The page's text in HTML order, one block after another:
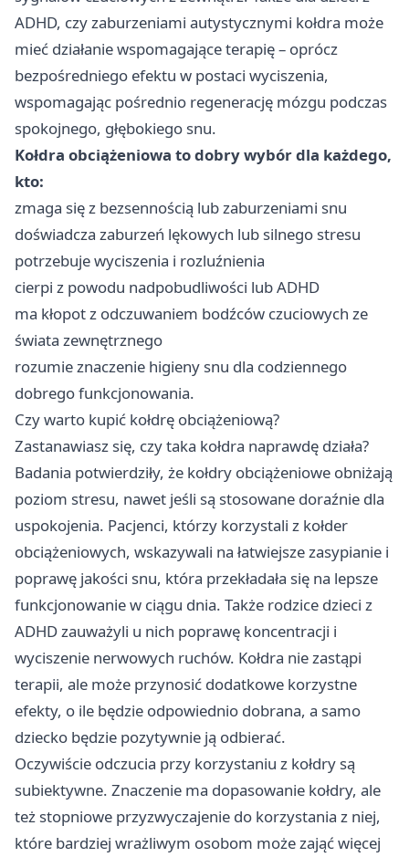
ADHD, czy zaburzeniami autystycznymi kołdra może
mieć działanie wspomagające terapię – oprócz
bezpośredniego efektu w postaci wyciszenia,
wspomagając pośrednio regenerację mózgu podczas
spokojnego, głębokiego snu.
Kołdra obciążeniowa to dobry wybór dla każdego,
kto:
zmaga się z bezsennością lub zaburzeniami snu
doświadcza zaburzeń lękowych lub silnego stresu
potrzebuje wyciszenia i rozluźnienia
cierpi z powodu nadpobudliwości lub ADHD
ma kłopot z odczuwaniem bodźców czuciowych ze
świata zewnętrznego
rozumie znaczenie higieny snu dla codziennego
dobrego funkcjonowania.
Czy warto kupić kołdrę obciążeniową?
Zastanawiasz się, czy taka kołdra naprawdę działa?
Badania potwierdziły, że kołdry obciążeniowe obniżają
poziom stresu, nawet jeśli są stosowane doraźnie dla
uspokojenia. Pacjenci, którzy korzystali z kołder
obciążeniowych, wskazywali na łatwiejsze zasypianie i
poprawę jakości snu, która przekładała się na lepsze
funkcjonowanie w ciągu dnia. Także rodzice dzieci z
ADHD zauważyli u nich poprawę koncentracji i
wyciszenie nerwowych ruchów. Kołdra nie zastąpi
terapii, ale może przynosić dodatkowe korzystne
efekty, o ile będzie odpowiednio dobrana, a samo
dziecko będzie pozytywnie ją odbierać.
Oczywiście odczucia przy korzystaniu z kołdry są
subiektywne. Znaczenie ma dopasowanie kołdry, ale
też stopniowe przyzwyczajenie do korzystania z niej,
które bardziej wrażliwym osobom może zająć więcej